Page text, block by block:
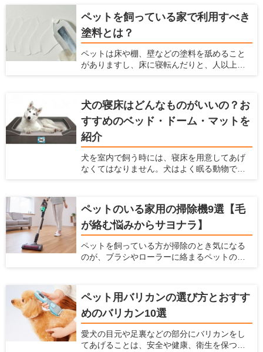
お風呂の選び方、おすすめの犬用のバスタブ
や洗面台を紹介します。 また、犬をお風呂に
入れる方法や注意点などは、「犬のお風呂の
入れ方を解説！お風呂場のポイントも【初心
者向け】」の記事で解説していますので、は
じめての方は参考にしてみてくださいね。
ペットを飼っている家で利用すべき
塗料とは？
ペットは床や棚、壁などの塗料を舐めること
がありますし、床に寝転んだりと、人以上に
なっているので、体に悪影響がある塗料はで
きるだけ避けなくてはなりません。それだけ
でなく、塗料は耐久性、メンテナンス性、安
全性などを考慮する必要があります。 ここで
は、塗料の役割や種類、特徴、ペットを飼っ
ている家に利用すべき塗料を紹介します。
犬の寝床はどんなものがいいの？お
すすめのベッド・ドーム・マットを
紹介
犬を室内で飼う時には、寝床を用意してあげ
なくてはなりません。犬はよく眠る動物です
マット、サークルなど、たくさんのペット用
の寝床が販売されています。愛犬家住宅で
は、犬が快適な寝床に関しての情報を日々
チェックしています。 ここでは犬用の寝床を
作りたいけど、どんなものを選んだらよい
か、どんな場所に設置したらよいかわからな
床を置くのがよいのかなど、幅広い情報をま
とめましたので参考にしてください。
ペットのいる家用の掃除機9選【毛
が絡む悩みからサヨナラ】
ペットを飼っている方が掃除のとき気になる
のが、ブラシやローラーに絡まるペットの抜
く故障の原因となります。 掃除機のみなら
ず、お掃除ワイパーや粘着ローラーを駆使し
て抜け毛対策に日々奮闘されている方も多い
ことだと思います。もし、ペットの毛が絡み
にくい掃除機があれば、毎日のお掃除がラク
になると思いませんか？ 本記事では、ペット
ペット用バリカンの選び方とおすす
めのバリカン10選
愛犬の目元や足裏などの部分にバリカンをし
てあげることは、安全や健康、衛生を保つた